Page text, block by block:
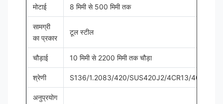
मोटाई 8 मिमी से 500 मिमी तक
सामग्री
का प्रकार
टूल स्टील
चौड़ाई 10 मिमी से 2200 मिमी तक चौड़ा
श्रेणी S136/1.2083/420/SUS420J2/4CR13/40CR14
अनुप्रयोग